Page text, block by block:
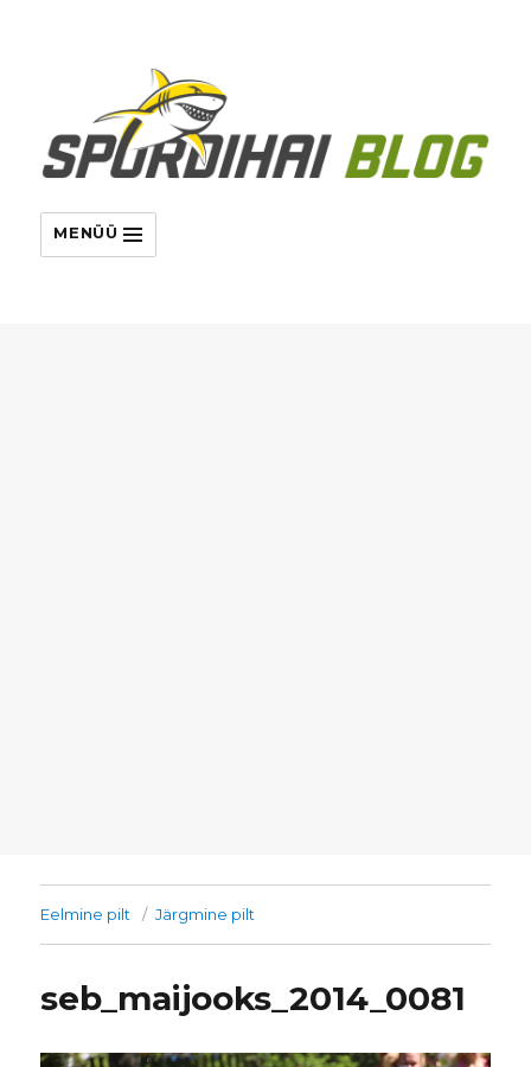
MENÜÜ
Eelmine pilt Järgmine pilt
seb_maijooks_2014_0081